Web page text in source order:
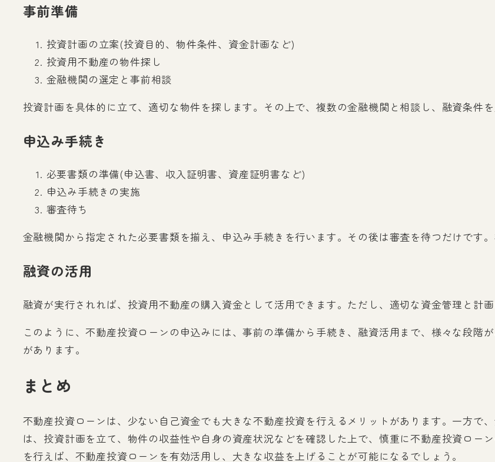
事前準備
投資計画の立案(投資目的、物件条件、資金計画など)
投資用不動産の物件探し
金融機関の選定と事前相談
投資計画を具体的に立て、適切な物件を探します。その上で、複数の金融機関と相談し、融資条件を
申込み手続き
必要書類の準備(申込書、収入証明書、資産証明書など)
申込み手続きの実施
審査待ち
金融機関から指定された必要書類を揃え、申込み手続きを行います。その後は審査を待つだけです
融資の活用
融資が実行されれば、投資用不動産の購入資金として活用できます。ただし、適切な資金管理と計画
このように、不動産投資ローンの申込みには、事前の準備から手続き、融資活用まで、様々な段階
があります。
まとめ
不動産投資ローンは、少ない自己資金でも大きな不動産投資を行えるメリットがあります。一方で
は、投資計画を立て、物件の収益性や自身の資産状況などを確認した上で、慎重に不動産投資ロー
を行えば、不動産投資ローンを有効活用し、大きな収益を上げることが可能になるでしょう。